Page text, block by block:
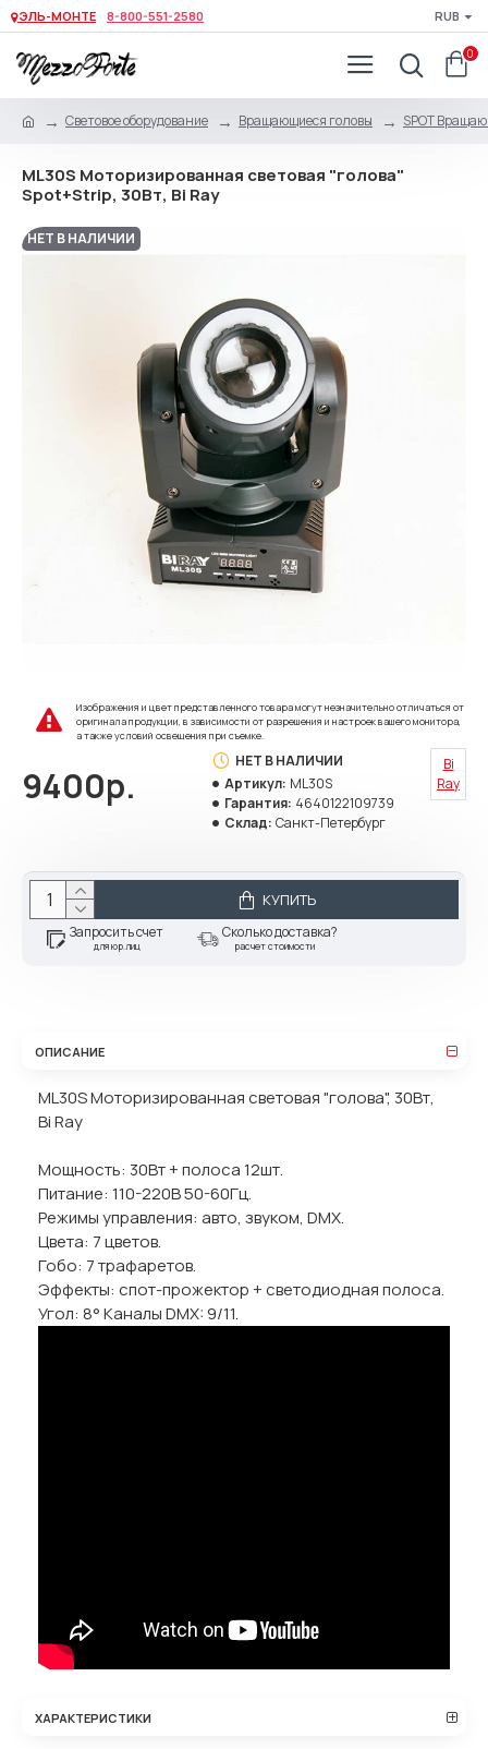
ЭЛЬ-МОНТЕ 8-800-551-2580 RUB
0
Световое оборудование Вращающиеся головы SPOT
ML30S Моторизированная световая "голова"
Spot+Strip, 30Вт, Bi Ray
НЕТ В НАЛИЧИИ
Изображения и цвет представленного товара могут незначительно отличаться от
оригинала продукции, в зависимости от разрешения и настроек вашего монитора,
а также условий освещения при съемке.
9400р.
НЕТ В НАЛИЧИИ
Артикул: ML30S
Гарантия: 4640122109739
Склад: Санкт-Петербург
Bi
Ray
КУПИТЬ
Запросить счет
для юр.лиц
Сколько доставка?
расчет стоимости
ОПИСАНИЕ
ML30S Моторизированная световая "голова", 30Вт,
Bi Ray
Мощность: 30Вт + полоса 12шт.
Питание: 110-220В 50-60Гц.
Режимы управления: авто, звуком, DMX.
Цвета: 7 цветов.
Гобо: 7 трафаретов.
Эффекты: спот-прожектор + светодиодная полоса.
Угол: 8° Каналы DMX: 9/11.
ХАРАКТЕРИСТИКИ